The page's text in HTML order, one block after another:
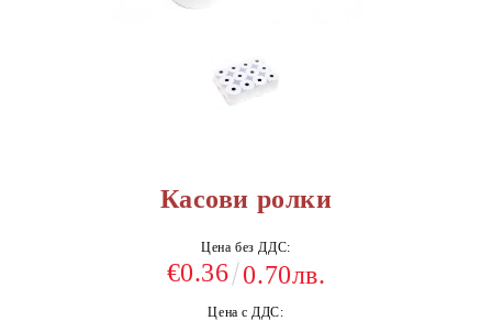
Касови ролки
Цена без ДДС:
€0.36 0.70лв.
Цена с ДДС: